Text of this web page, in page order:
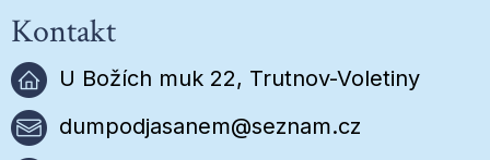
Kontakt
U Božích muk 22, Trutnov-Voletiny
dumpodjasanem@seznam.cz